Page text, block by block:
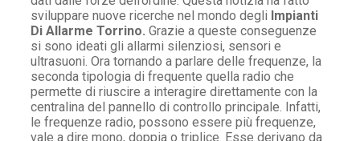
sviluppare nuove ricerche nel mondo degli Impianti
Di Allarme Torrino. Grazie a queste conseguenze
si sono ideati gli allarmi silenziosi, sensori e
ultrasuoni. Ora tornando a parlare delle frequenze, la
seconda tipologia di frequente quella radio che
permette di riuscire a interagire direttamente con la
centralina del pannello di controllo principale. Infatti,
le frequenze radio, possono essere più frequenze,
vale a dire mono, doppia o triplice. Esse derivano da